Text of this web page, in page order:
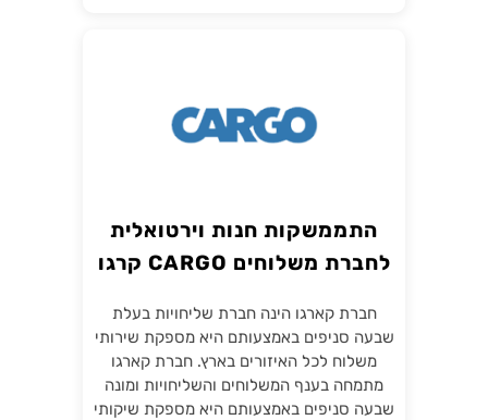
התממשקות חנות וירטואלית
לחברת משלוחים CARGO קרגו
חברת קארגו הינה חברת שליחויות בעלת
שבעה סניפים באמצעותם היא מספקת שירותי
משלוח לכל האיזורים בארץ. חברת קארגו
מתמחה בענף המשלוחים והשליחויות ומונה
שבעה סניפים באמצעותם היא מספקת שיקותי